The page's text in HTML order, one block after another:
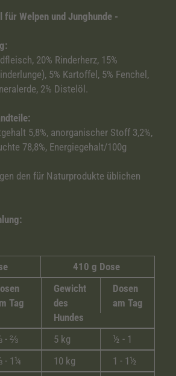
Welpen und Junghunde -
20% Rinderherz, 15%
5% Kartoffel, 5% Fenchel,
2% Distelöl.
5,8%, anorganischer Stoff 3,2%,
78,8%, Energiegehalt/100g
den für Naturprodukte üblichen
410 g Dose
Tag
Dosen
am Tag
Gewicht
des
Hundes
- ⅔ ½ - 1
5 kg
- 1¼ 1 - 1½
10 kg